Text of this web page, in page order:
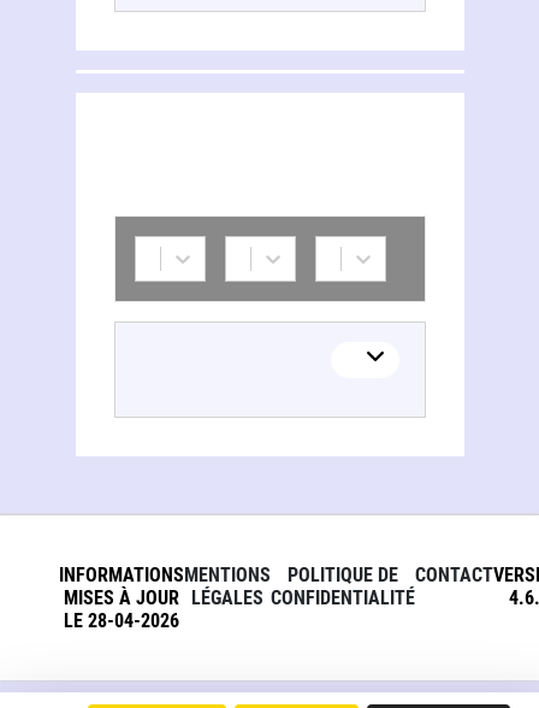
INFORMATIONS
MISES À JOUR
LE 28-04-2026
MENTIONS
LÉGALES
POLITIQUE DE
CONFIDENTIALITÉ
CONTACT